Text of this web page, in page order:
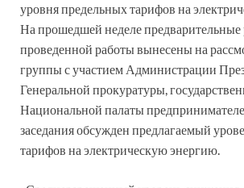
уровня предельных тарифов на
На прошедшей неделе предварительные
проведенной работы вынесены на
группы с участием Администрации
Генеральной прокуратуры,
Национальной палаты
заседания обсужден предлагаемый
тарифов на электрическую энергию.